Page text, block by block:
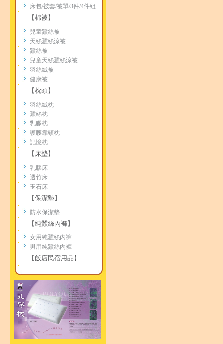
床包/被套/被單/3件/4件組
【棉被】
兒童蠶絲被
天絲蠶絲涼被
蠶絲被
兒童天絲蠶絲涼被
羽絲絨被
健康被
【枕頭】
羽絲絨枕
蠶絲枕
乳膠枕
護腰靠頸枕
記憶枕
【床墊】
乳膠床
透竹床
玉石床
【保潔墊】
防水保潔墊
【純蠶絲內褲】
女用純蠶絲內褲
男用純蠶絲內褲
【飯店民宿用品】